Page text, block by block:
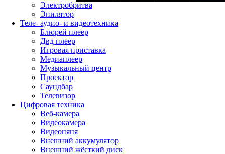
Электробритва
Эпилятор
Теле- аудио- и видеотехника
Блюрей плеер
Двд плеер
Игровая приставка
Медиаплеер
Музыкальный центр
Проектор
Саундбар
Телевизор
Цифровая техника
Веб-камера
Видеокамера
Видеоняня
Внешний аккумулятор
Внешний жёсткий диск